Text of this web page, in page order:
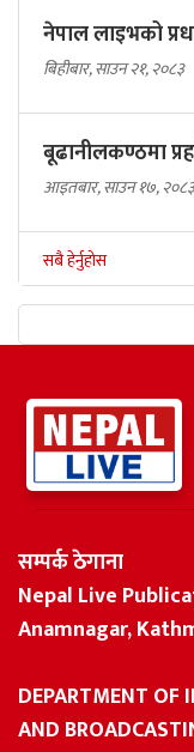
नेपाल लाइभको
बिहीबार, साउन २१, २०८३
बूढानीलकण्ठमा
आइतबार, साउन १७, २०८३
सबै हेर्नुहोस
सम्पर्क ठेगाना
Nepal Live
Anamnagar,
DEPARTMENT OF
AND